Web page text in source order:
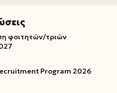
φοιτητών/τριών
Program 2026